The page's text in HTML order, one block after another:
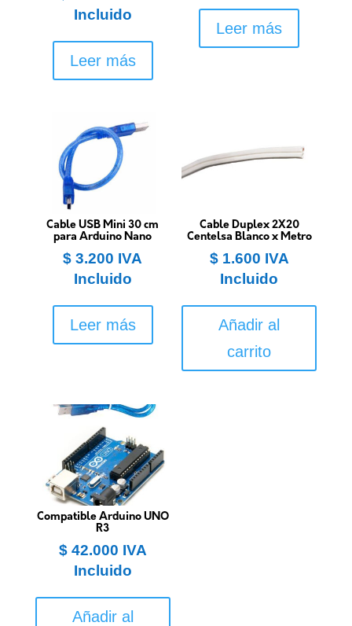
Incluido
Leer más
Leer más
Cable USB Mini 30 cm
para Arduino Nano
$ 3.200 IVA
Incluido
Leer más
Cable Duplex 2X20
Centelsa Blanco x Metro
$1.600 IVA
Incluido
Añadir al
carrito
Compatible Arduino UNO
R3
$42.000 IVA
Incluido
Añadir al